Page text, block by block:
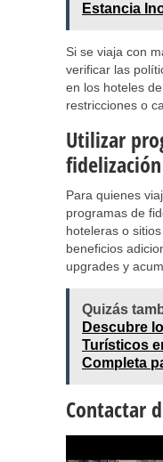
Estancia
Si se viaja con
verificar las
en los hoteles
restricciones o
Utilizar
fidelización
Para quienes
programas de
hoteleras o
beneficios
upgrades y
Quizás
Descubre
Turísticos
Completa
Contactar